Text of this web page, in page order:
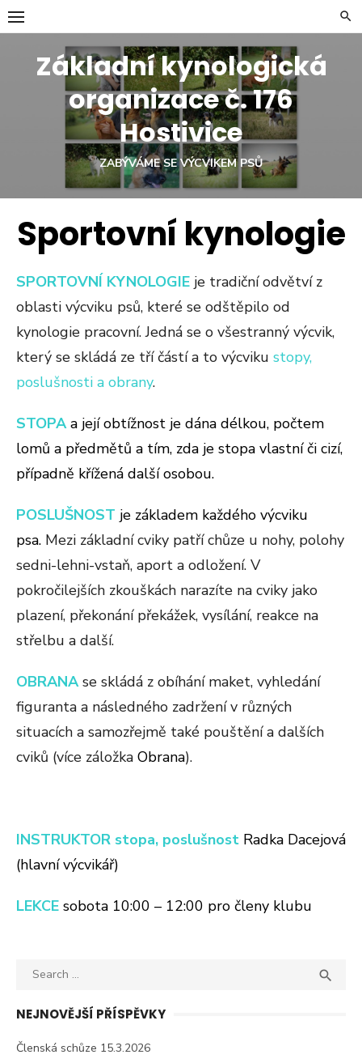
Skip
to
contentZákladní kynologická
organizace č. 176
Hostivice
ZABÝVÁME SE VÝCVIKEM PSŮ
Sportovní kynologie
SPORTOVNÍ KYNOLOGIE je tradiční odvětví z
oblasti výcviku psů, které se odštěpilo od
kynologie pracovní. Jedná se o všestranný výcvik,
který se skládá ze tří částí a to výcviku stopy,
poslušnosti a obrany.
STOPAa její obtížnost je dána délkou, počtem
lomů a předmětů a tím, zda je stopa vlastní či cizí,
případně křížená další osobou.
POSLUŠNOST je základem každého výcviku
psa. Mezi základní cviky patří chůze u nohy, polohy
sedni-lehni-vstaň, aport a odložení. V
pokročilejších zkouškách narazíte na cviky jako
plazení, překonání překážek, vysílání, reakce na
střelbu a další.
OBRANAse skládá z obíhání maket, vyhledání
figuranta a následného zadržení v různých
situacích a samozřejmě také pouštění a dalších
cviků (více záložka Obrana).
INSTRUKTOR stopa, poslušnost Radka Dacejová
(hlavní výcvikář)
LEKCE sobota 10:00 – 12:00 pro členy klubu
Search

NEJNOVĚJŠÍ PŘÍSPĚVKY
Členská schůze 15.3.2026